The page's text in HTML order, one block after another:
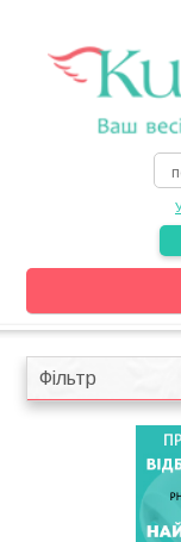
Головна
Каталог
На карті
Фільтр